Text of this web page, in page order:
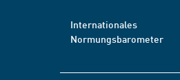
Internationales
Normungsbarometer